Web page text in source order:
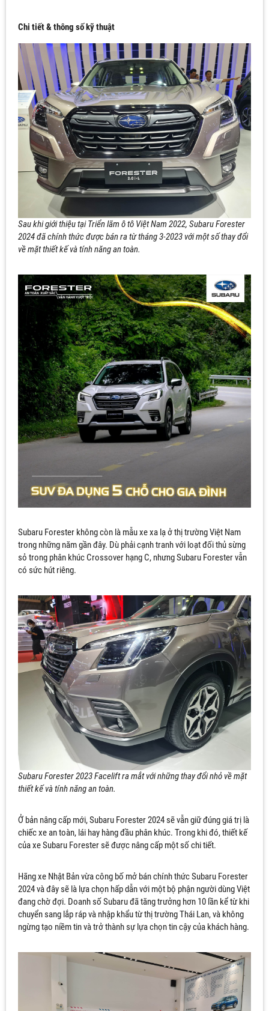
Chi tiết & thông số kỹ thuật
Sau khi giới thiệu tại Triển lãm ô tô Việt Nam 2022, Subaru Forester
2024 đã chính thức được bán ra từ tháng 3-2023 với một số thay đổi
về mặt thiết kế và tính năng an toàn.
Subaru Forester không còn là mẫu xe xa lạ ở thị trường Việt Nam
trong những năm gần đây. Dù phải cạnh tranh với loạt đối thủ sừng
sỏ trong phân khúc Crossover hạng C, nhưng Subaru Forester vẫn
có sức hút riêng.
Subaru Forester 2023 Facelift ra mắt với những thay đổi nhỏ về mặt
thiết kế và tính năng an toàn.
Ở bản nâng cấp mới, Subaru Forester 2024 sẽ vẫn giữ đúng giá trị là
chiếc xe an toàn, lái hay hàng đầu phân khúc. Trong khi đó, thiết kế
của xe Subaru Forester sẽ được nâng cấp một số chi tiết.
Hãng xe Nhật Bản vừa công bố mở bán chính thức Subaru Forester
2024 và đây sẽ là lựa chọn hấp dẫn với một bộ phận người dùng Việt
đang chờ đợi. Doanh số Subaru đã tăng trưởng hơn 10 lần kể từ khi
chuyển sang lắp ráp và nhập khẩu từ thị trường Thái Lan, và không
ngừng tạo niềm tin và trở thành sự lựa chọn tin cậy của khách hàng.